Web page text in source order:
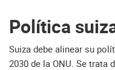
Política
Suiza debe alinear su
2030 de la ONU. Se trata